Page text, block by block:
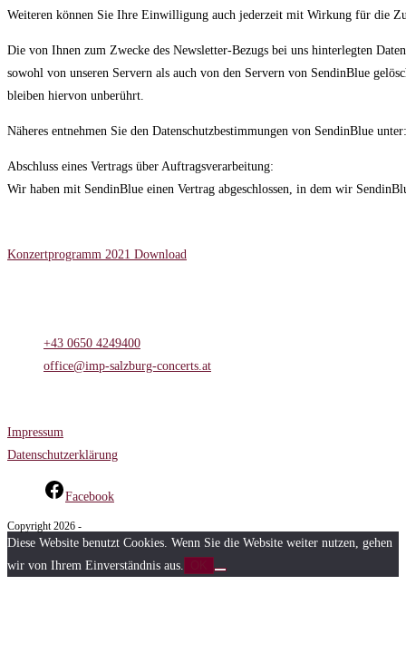
Weiteren können Sie Ihre Einwilligung auch jederzeit mit Wirkung für die
Die von Ihnen zum Zwecke des Newsletter-Bezugs bei uns hinterlegten
sowohl von unseren Servern als auch von den Servern von SendinBlue
bleiben hiervon unberührt.
Näheres entnehmen Sie den Datenschutzbestimmungen von SendinBlue
Abschluss eines Vertrags über Auftragsverarbeitung:
Wir haben mit SendinBlue einen Vertrag abgeschlossen, in dem wir
Konzertprogramm 2021 Download
+43 0650 4249400
office@imp-salzburg-concerts.at
Impressum
Datenschutzerklärung
Facebook
Copyright 2026 -
Diese Website benutzt Cookies. Wenn Sie die Website weiter nutzen, gehen
wir von Ihrem Einverständnis aus.